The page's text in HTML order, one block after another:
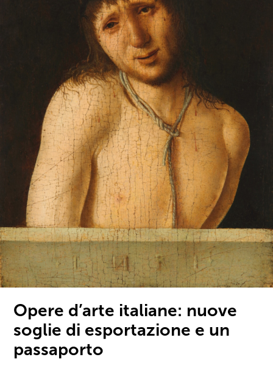
Opere d’arte italiane: nuove
soglie di esportazione e un
passaporto